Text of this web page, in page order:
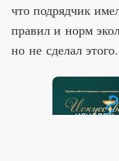
что подрядчик
правил и норм
но не сделал этого.